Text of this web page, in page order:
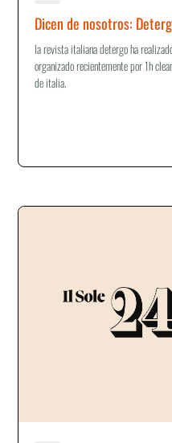
Dicen de nosotros:
la revista italiana detergo ha
organizado recientemente por 1h
de italia.